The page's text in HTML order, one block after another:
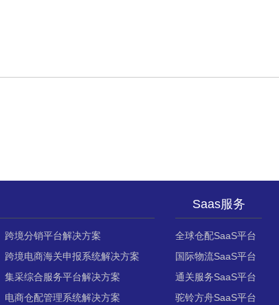
跨境分销平台解决方案
跨境电商海关申报系统解决方案
集采综合服务平台解决方案
电商仓配管理系统解决方案
Saas服务
全球仓配SaaS平台
国际物流SaaS平台
通关服务SaaS平台
驼铃方舟SaaS平台